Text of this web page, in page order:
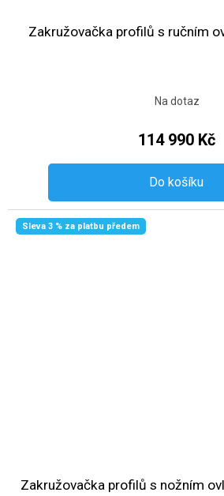
Zakružovačka profilů s ručním
Na dotaz
114 990 Kč
Do košíku
Sleva 3 % za platbu předem
Zakružovačka profilů s nožním